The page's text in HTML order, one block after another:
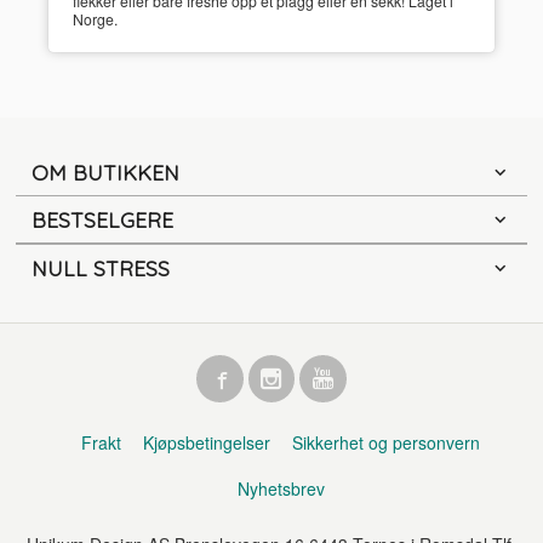
Norge.
OM BUTIKKEN
BESTSELGERE
NULL STRESS
Frakt Kjøpsbetingelser
Sikkerhet og personvern
Nyhetsbrev